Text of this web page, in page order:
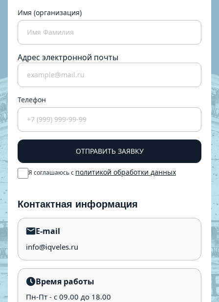
Имя (организация)
Адрес электронной почты
Телефон
ОТПРАВИТЬ ЗАЯВКУ
Я соглашаюсь с политикой обработки данных
Контактная информация
E-mail
info@iqveles.ru
Время работы
Пн-Пт - с 09.00 до 18.00